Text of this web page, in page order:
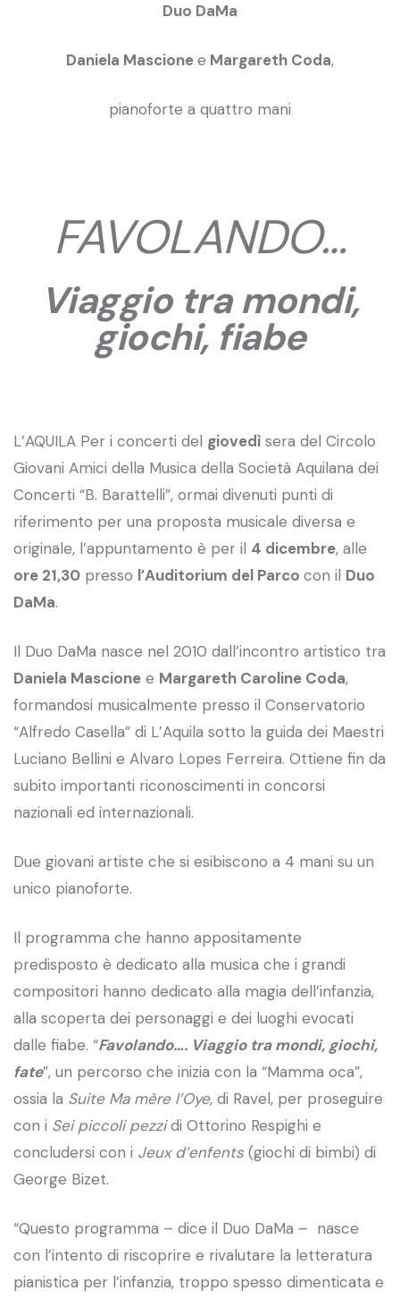
Duo DaMa
Daniela Mascionee Margareth Coda,
pianoforte a quattro mani
FAVOLANDO…
Viaggio tra mondi,
giochi, fiabe
L’AQUILA Per i concerti del giovedì sera del Circolo
Giovani Amici della Musica della Società Aquilana dei
Concerti “B. Barattelli”, ormai divenuti punti di
riferimento per una proposta musicale diversa e
originale, l’appuntamento è per il 4 dicembre, alle
ore 21,30 presso l’Auditorium del Parco con il Duo
DaMa.
Il Duo DaMa nasce nel 2010 dall’incontro artistico tra
Daniela Mascione e Margareth Caroline Coda,
formandosi musicalmente presso il Conservatorio
“Alfredo Casella” di L’Aquila sotto la guida dei Maestri
Luciano Bellini e Alvaro Lopes Ferreira. Ottiene fin da
subito importanti riconoscimenti in concorsi
nazionali ed internazionali.
Due giovani artiste che si esibiscono a 4 mani su un
unico pianoforte.
Il programma che hanno appositamente
predisposto è dedicato alla musica che i grandi
compositori hanno dedicato alla magia dell’infanzia,
alla scoperta dei personaggi e dei luoghi evocati
dalle fiabe. “Favolando…. Viaggio tra mondi, giochi,
fate”, un percorso che inizia con la “Mamma oca”,
ossia la Suite Ma mère l’Oye, di Ravel, per proseguire
con i Sei piccoli pezzidi Ottorino Respighi e
concludersi con i Jeux d’enfents (giochi di bimbi) di
George Bizet.
“Questo programma – dice il Duo DaMa – nasce
con l’intento di riscoprire e rivalutare la letteratura
pianistica per l’infanzia, troppo spesso dimenticata e